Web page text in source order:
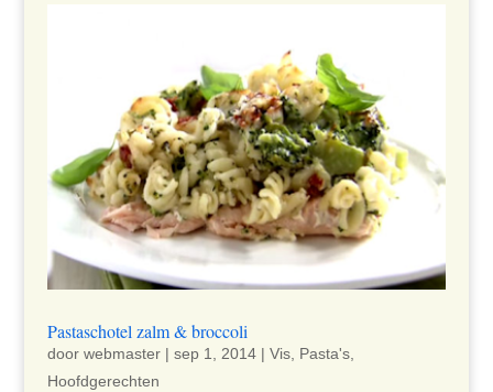
Pastaschotel zalm & broccoli
door webmaster| sep 1, 2014| Vis, Pasta's,
Hoofdgerechten